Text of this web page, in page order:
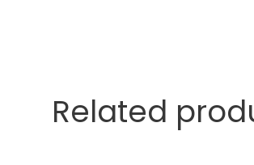
Related